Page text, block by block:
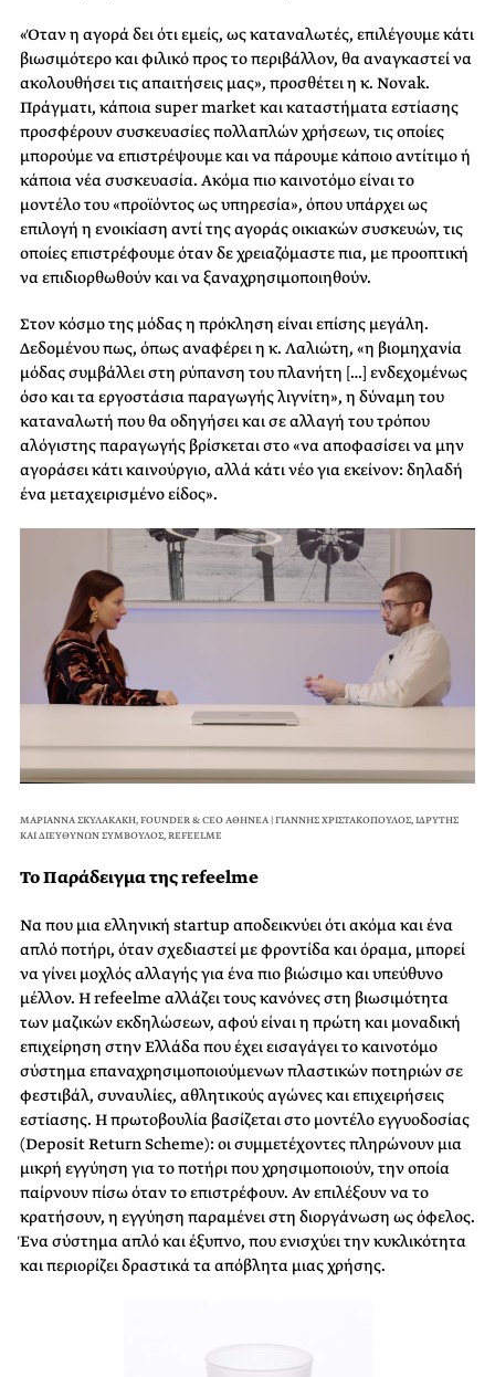
«Όταν η αγορά δει ότι εμείς, ως καταναλωτές, επιλέγουμε κάτι
βιωσιμότερο και φιλικό προς το περιβάλλον, θα αναγκαστεί να
ακολουθήσει τις απαιτήσεις μας», προσθέτει η κ. Novak.
Πράγματι, κάποια super market και καταστήματα εστίασης
προσφέρουν συσκευασίες πολλαπλών χρήσεων, τις οποίες
μπορούμε να επιστρέψουμε και να πάρουμε κάποιο αντίτιμο ή
κάποια νέα συσκευασία. Ακόμα πιο καινοτόμο είναι το
μοντέλο του «προϊόντος ως υπηρεσία», όπου υπάρχει ως
επιλογή η ενοικίαση αντί της αγοράς οικιακών συσκευών, τις
οποίες επιστρέφουμε όταν δε χρειαζόμαστε πια, με προοπτική
να επιδιορθωθούν και να ξαναχρησιμοποιηθούν.
Στον κόσμο της μόδας η πρόκληση είναι επίσης μεγάλη.
Δεδομένου πως, όπως αναφέρει η κ. Λαλιώτη, «η βιομηχανία
μόδας συμβάλλει στη ρύπανση του πλανήτη […] ενδεχομένως
όσο και τα εργοστάσια παραγωγής λιγνίτη», η δύναμη του
καταναλωτή που θα οδηγήσει και σε αλλαγή του τρόπου
αλόγιστης παραγωγής βρίσκεται στο «να αποφασίσει να μην
αγοράσει κάτι καινούργιο, αλλά κάτι νέο για εκείνον: δηλαδή
ένα μεταχειρισμένο είδος».
ΜΑΡΙΑΝΝΑ ΣΚΥΛΑΚΑΚΗ, FOUNDER & CEO ΑΘΗΝΕΑ | ΓΙΑΝΝΗΣ ΧΡΙΣΤΑΚΟΠΟΥΛΟΣ, ΙΔΡΥΤΗΣ
ΚΑΙ ΔΙΕΥΘΥΝΩΝ ΣΥΜΒΟΥΛΟΣ, REFEELME
Το Παράδειγμα της refeelme
Να που μια ελληνική startup αποδεικνύει ότι ακόμα και ένα
απλό ποτήρι, όταν σχεδιαστεί με φροντίδα και όραμα, μπορεί
να γίνει μοχλός αλλαγής για ένα πιο βιώσιμο και υπεύθυνο
μέλλον. H refeelme αλλάζει τους κανόνες στη βιωσιμότητα
των μαζικών εκδηλώσεων, αφού είναι η πρώτη και μοναδική
επιχείρηση στην Ελλάδα που έχει εισαγάγει το καινοτόμο
σύστημα επαναχρησιμοποιούμενων πλαστικών ποτηριών σε
φεστιβάλ, συναυλίες, αθλητικούς αγώνες και επιχειρήσεις
εστίασης. Η πρωτοβουλία βασίζεται στο μοντέλο εγγυοδοσίας
(Deposit Return Scheme): οι συμμετέχοντες πληρώνουν μια
μικρή εγγύηση για το ποτήρι που χρησιμοποιούν, την οποία
παίρνουν πίσω όταν το επιστρέφουν. Αν επιλέξουν να το
κρατήσουν, η εγγύηση παραμένει στη διοργάνωση ως όφελος.
Ένα σύστημα απλό και έξυπνο, που ενισχύει την κυκλικότητα
και περιορίζει δραστικά τα απόβλητα μιας χρήσης.